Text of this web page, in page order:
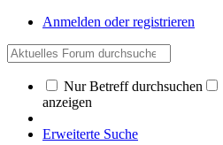
Anmelden oder registrieren
Nur Betreff durchsuchen
anzeigen
Erweiterte Suche